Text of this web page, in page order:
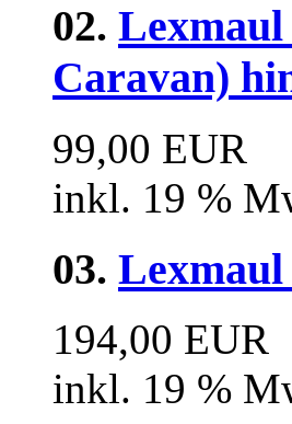
02. Lexmaul
Caravan)
99,00 EUR
inkl. 19 %
03.
194,00 EUR
inkl. 19 %